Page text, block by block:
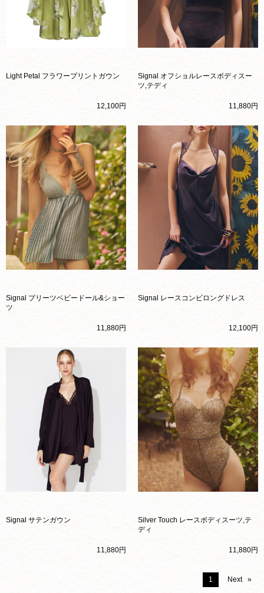
Light Petal フラワープリントガウン
12,100円
Signal オフショルレースボディスー
ツ,テディ
11,880円
Signal プリーツベビードール&ショー
ツ
11,880円
Signal レースコンビロングドレス
12,100円
Signal サテンガウン
11,880円
Silver Touch レースボディスーツ,テ
ディ
11,880円
You're on page
1 Next page